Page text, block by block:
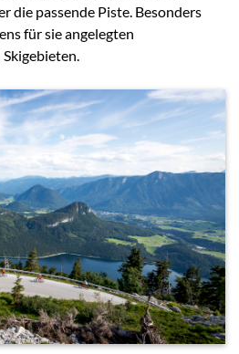
die passende Piste. Besonders
für sie angelegten